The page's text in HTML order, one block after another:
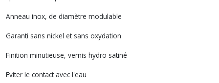
Anneau inox, de diamètre modulable
Garanti sans nickel et sans oxydation
Finition minutieuse, vernis hydro satiné
Eviter le contact avec l'eau